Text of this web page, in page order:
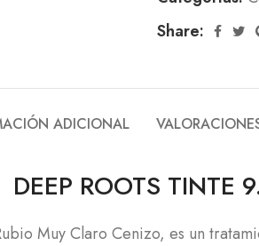
Share:
ADICIONAL
DEEP ROOTS TINTE
Muy Claro Cenizo, es un